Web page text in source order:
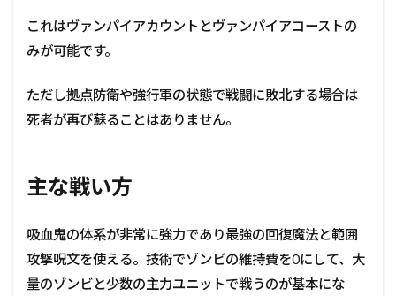
これはヴァンパイアカウントとヴァンパイアコーストの
みが可能です。
ただし拠点防衛や強行軍の状態で戦闘に敗北する場合は
死者が再び蘇ることはありません。
主な戦い方
吸血鬼の体系が非常に強力であり最強の回復魔法と範囲
攻撃呪文を使える。技術でゾンビの維持費を0にして、大
量のゾンビと少数の主力ユニットで戦うのが基本にな